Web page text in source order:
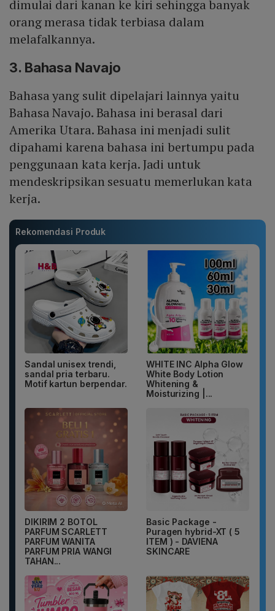
dimulai dari kanan ke kiri sehingga banyak
orang merasa tidak terbiasa dalam
melafalkannya.
3. Bahasa Navajo
Bahasa yang sulit dipelajari lainnya yaitu
Bahasa Navajo. Bahasa ini berasal dari
Amerika Utara. Bahasa ini menjadi sulit
dipahami karena bahasa ini bertumpu pada
penggunaan kata kerja. Jadi untuk
mendeskripsikan sesuatu memerlukan kata
kerja.
Rekomendasi Produk
Sandal unisex trendi,
sandal pria terbaru.
Motif kartun berpendar.
WHITE INC Alpha Glow
White Body Lotion
Whitening &
Moisturizing |...
DIKIRIM 2 BOTOL
PARFUM SCARLETT
PARFUM WANITA
PARFUM PRIA WANGI
TAHAN...
Basic Package -
Puragen hybrid-XT ( 5
ITEM ) - DAVIENA
SKINCARE